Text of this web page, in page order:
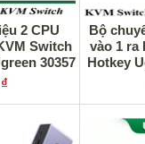
2 CPU
Switch
30357
Bộ
vào 1 ra
Hotkey